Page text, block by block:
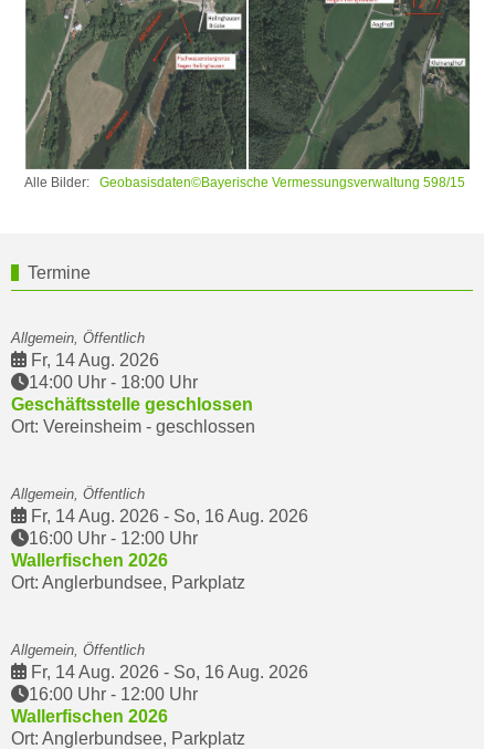
Alle Bilder: Geobasisdaten©Bayerische Vermessungsverwaltung 598/15
Termine
Allgemein, Öffentlich
Fr, 14 Aug. 2026
14:00 Uhr - 18:00 Uhr
Geschäftsstelle geschlossen
Ort: Vereinsheim - geschlossen
Allgemein, Öffentlich
Fr, 14 Aug. 2026 - So, 16 Aug. 2026
16:00 Uhr - 12:00 Uhr
Wallerfischen 2026
Ort: Anglerbundsee, Parkplatz
Allgemein, Öffentlich
Fr, 14 Aug. 2026 - So, 16 Aug. 2026
16:00 Uhr - 12:00 Uhr
Wallerfischen 2026
Ort: Anglerbundsee, Parkplatz